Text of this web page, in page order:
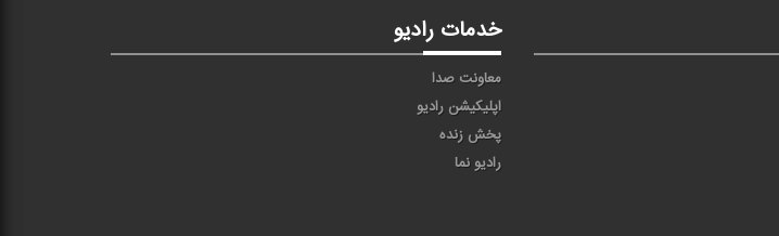
خدمات رادیو
معاونت صدا
اپلیکیشن رادیو
پخش زنده
رادیو نما